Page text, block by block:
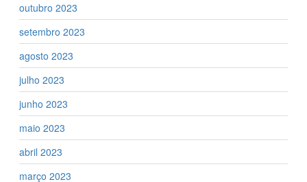
outubro 2023
setembro 2023
agosto 2023
julho 2023
junho 2023
maio 2023
abril 2023
março 2023